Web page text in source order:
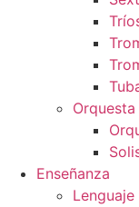
Orquesta
Enseñanza